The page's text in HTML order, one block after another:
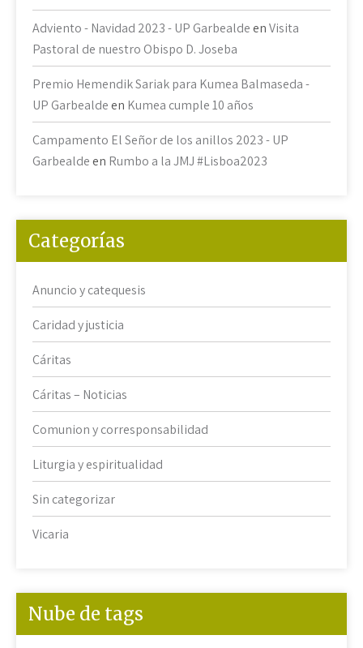
Adviento - Navidad 2023 - UP GarbealdeenVisita
Pastoral de nuestro Obispo D. Joseba
Premio Hemendik Sariak para Kumea Balmaseda -
UP Garbealdeen Kumea cumple 10 años
Campamento El Señor de los anillos 2023 - UP
Garbealdeen Rumbo a la JMJ #Lisboa2023
Categorías
Anuncio y catequesis
Caridad y justicia
Cáritas
Cáritas – Noticias
Comunion y corresponsabilidad
Liturgia y espiritualidad
Sin categorizar
Vicaria
Nube de tags